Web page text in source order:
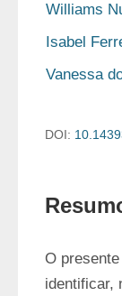
Williams
Isabel
Vanessa
DOI:
O
identificar,